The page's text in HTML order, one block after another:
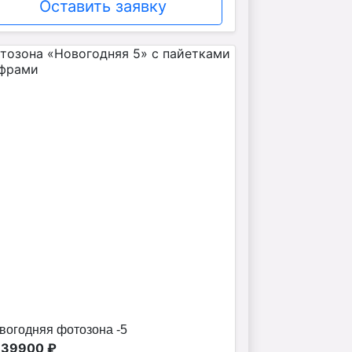
Оставить заявку
фотозона -5
39900 ₽